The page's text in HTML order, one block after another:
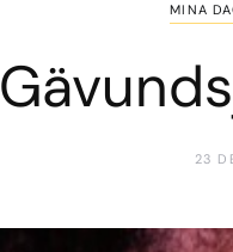
MINA
23